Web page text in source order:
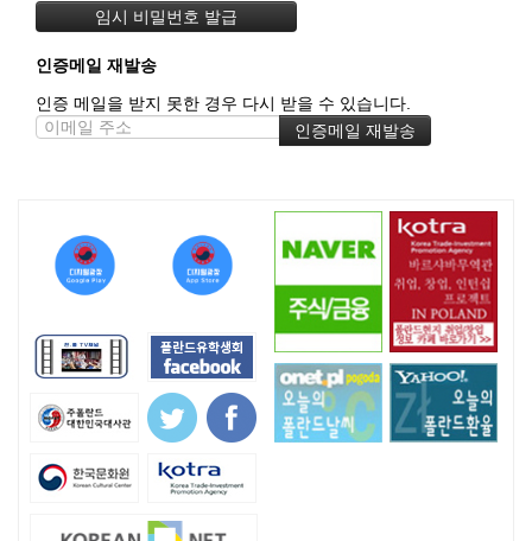
인증메일 재발송
인증 메일을 받지 못한 경우 다시 받을 수 있습니다.